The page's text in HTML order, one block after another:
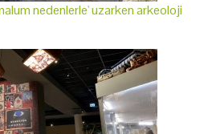
nedenlerle' uzarken arkeoloji